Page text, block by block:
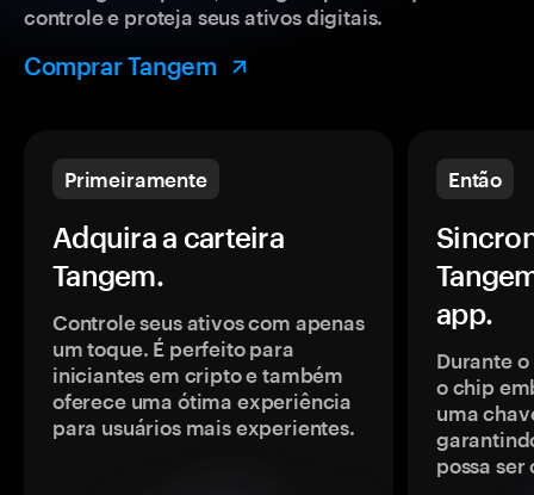
controle e proteja seus ativos digitais.
Comprar Tangem
Primeiramente
Adquira a carteira
Tangem.
Controle seus ativos com apenas
um toque. É perfeito para
iniciantes em cripto e também
oferece uma ótima experiência
para usuários mais experientes.
Então
app.
Durante
o chip
uma
possa